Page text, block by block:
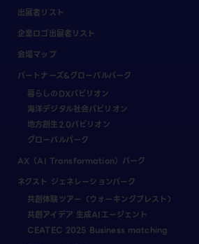
出展者リスト
企業ロゴ出展者リスト
会場マップ
パートナーズ&グローバルパーク
暮らしのDXパビリオン
海洋デジタル社会パビリオン
地方創生2.0パビリオン
グローバルパーク
AX（AI Transformation）パーク
ネクスト ジェネレーションパーク
共創体験ツアー（ウォーキングブレスト）
共創アイデア 生成AIエージェント
CEATEC 2025 Business matching